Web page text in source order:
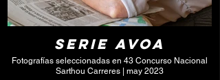
Serie Avoa
Fotografías seleccionadas en 43 Concurso Nacional
Sarthou Carreres | may 2023